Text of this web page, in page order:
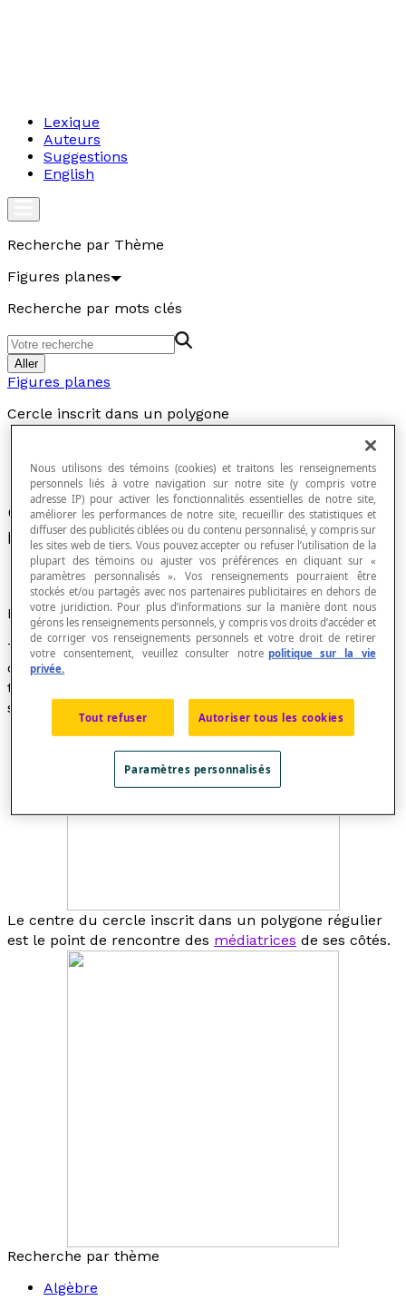
Lexique
Auteurs
Suggestions
English
Recherche par Thème
Figures planes
Recherche par mots clés
Aller
Figures planes
Cercle inscrit dans un polygone
Cercle tangent à chacun des côtés de ce
polygone.
Propriétés
Touttriangleet toutpolygone régulieradmettent un
cercle inscrit. Le centre du cercle inscrit dans un
triangle est le point de rencontre des
ses angles intérieurs.
Le centre du cercle inscrit dans un polygone régulier
est le point de rencontre des médiatrices de ses côtés.
Recherche par thème
Algèbre
Nous utilisons des témoins (cookies) et traitons les renseignements
personnels liés à votre navigation sur notre site (y compris votre
adresse IP) pour activer les fonctionnalités essentielles de notre site,
améliorer les performances de notre site, recueillir des statistiques et
diffuser des publicités ciblées ou du contenu personnalisé, y compris sur
les sites web de tiers. Vous pouvez accepter ou refuser l’utilisation de la
plupart des témoins ou ajuster vos préférences en cliquant sur «
paramètres personnalisés ». Vos renseignements pourraient être
stockés et/ou partagés avec nos partenaires publicitaires en dehors de
votre juridiction. Pour plus d’informations sur la manière dont nous
gérons les renseignements personnels, y compris vos droits d’accéder et
de corriger vos renseignements personnels et votre droit de retirer
votre consentement, veuillez consulter notre politique sur la vie
privée.
Tout refuser Autoriser tous les cookies
Paramètres personnalisés